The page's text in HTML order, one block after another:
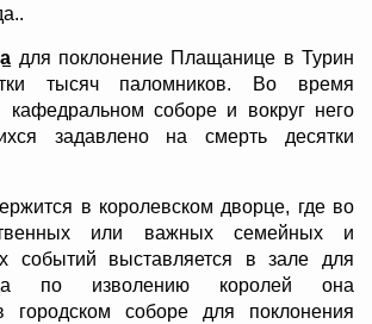
для поклонение Плащанице в Турин
тысяч паломников. Во время
кафедральном соборе и вокруг него
задавлено на смерть десятки
в королевском дворце, где во
или важных семейных и
событий выставляется в зале для
по изволению королей она
городском соборе для поклонения